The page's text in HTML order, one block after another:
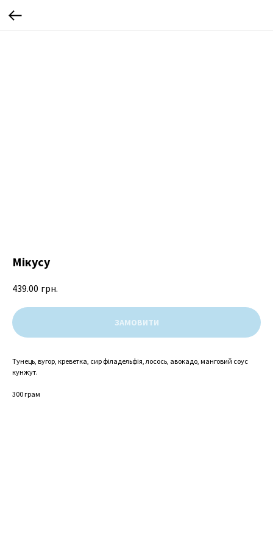
Мікусу
439.00 грн.
ЗАМОВИТИ
Тунець, вугор, креветка, сир філадельфія, лосось, авокадо, манговий соус
кунжут.
300 грам